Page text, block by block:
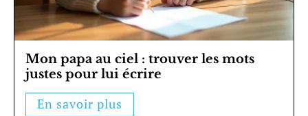
Mon papa au ciel : trouver les mots
justes pour lui écrire
En savoir plus